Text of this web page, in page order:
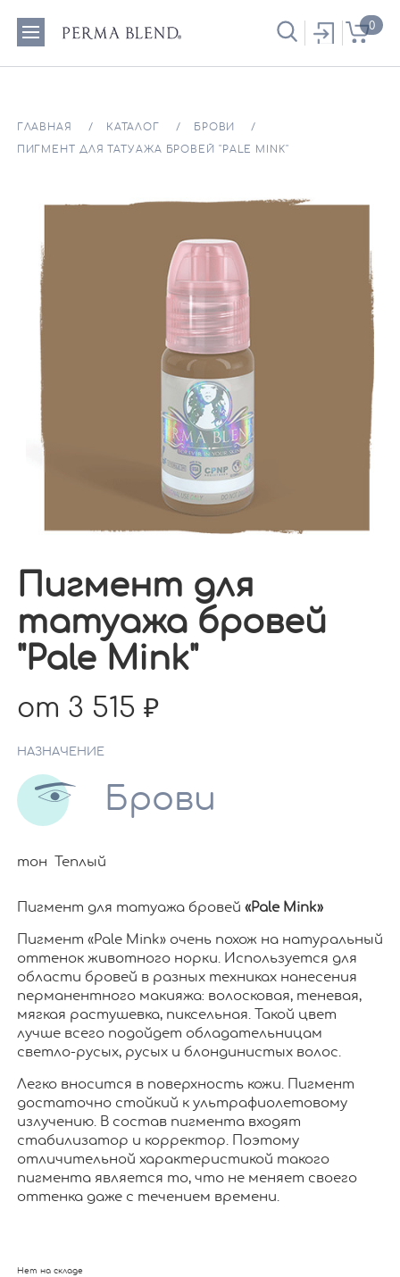
0
ГЛАВНАЯ КАТАЛОГ БРОВИ
ПИГМЕНТ ДЛЯ ТАТУАЖА БРОВЕЙ "PALE MINK"
Пигмент для
татуажа бровей
"Pale Mink"
от 3 515
НАЗНАЧЕНИЕ
Брови
тон Теплый
Пигмент для татуажа бровей «Pale Mink»
Пигмент «Pale Mink» очень похож на натуральный
оттенок животного норки. Используется для
области бровей в разных техниках нанесения
перманентного макияжа: волосковая, теневая,
мягкая растушевка, пиксельная. Такой цвет
лучше всего подойдет обладательницам
светло-русых, русых и блондинистых волос.
Легко вносится в поверхность кожи. Пигмент
достаточно стойкий к ультрафиолетовому
излучению. В состав пигмента входят
стабилизатор и корректор. Поэтому
отличительной характеристикой такого
пигмента является то, что не меняет своего
оттенка даже с течением времени.
Нет на складе